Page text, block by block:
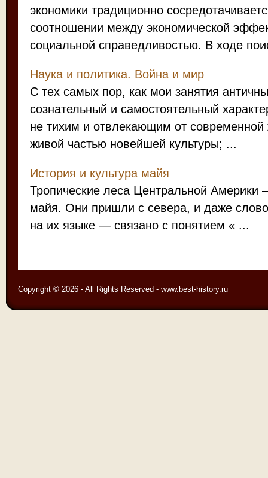
экономики традиционно
соотношении между экономической
социальной справедливостью. В ходе
Наука и политика. Война и мир
С тех самых пор, как мои занятия
сознательный и самостоятельный
не тихим и отвлекающим от
живой частью новейшей культуры; ...
История и культура майя
Тропические леса Центральной Америки
майя. Они пришли с севера, и даже
на их языке — связано с понятием « ...
Copyright © 2026 - All Rights Reserved - www.best-history.ru